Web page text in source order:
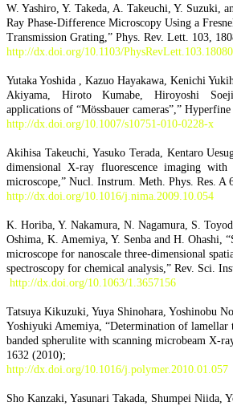
W. Yashiro, Y. Takeda, A. Takeuchi, Y. Suzuki,
Ray Phase-Difference Microscopy Using a
Transmission Grating,” Phys. Rev. Lett. 103,
http://dx.doi.org/10.1103/
Yutaka Yoshida , Kazuo Hayakawa, Kenichi
Akiyama, Hiroto Kumabe, Hiroyoshi
applications of “Mössbauer cameras”,”
http://dx.doi.org/10.1007/s10751-010-0228-x
Akihisa Takeuchi, Yasuko Terada, Kentaro
dimensional X-ray fluorescence imaging
microscope,” Nucl. Instrum. Meth. Phys. Res. A
http://dx.doi.org/10.1016/j.nima.2009.10.054
K. Horiba, Y. Nakamura, N. Nagamura, S.
Oshima, K. Amemiya, Y. Senba and H. Ohashi,
microscope for nanoscale three-dimensional
spectroscopy for chemical analysis,” Rev. Sci.
http://dx.doi.org/10.1063/1.3657156
Tatsuya Kikuzuki, Yuya Shinohara, Yoshinobu
Yoshiyuki Amemiya, “Determination of lamellar
banded spherulite with scanning microbeam X-
1632 (2010);
http://dx.doi.org/10.1016/j.polymer.2010.01.057
Sho Kanzaki, Yasunari Takada, Shumpei Niida,